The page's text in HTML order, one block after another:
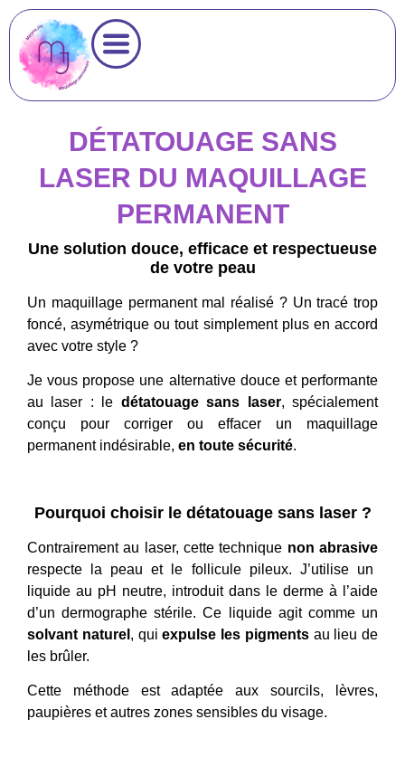
DÉTATOUAGE SANS
LASER DU MAQUILLAGE
PERMANENT
Une solution douce, efficace et respectueuse
de votre peau
Un maquillage permanent mal réalisé ? Un tracé trop
foncé, asymétrique ou tout simplement plus en accord
avec votre style ?
Je vous propose une alternative douce et performante
au laser : le détatouage sans laser, spécialement
conçu pour corriger ou effacer un maquillage
permanent indésirable, en toute sécurité.
Pourquoi choisir le détatouage sans laser ?
Contrairement au laser, cette technique non abrasive
respecte la peau et le follicule pileux. J’utilise un
liquide au pH neutre, introduit dans le derme à l’aide
d’un dermographe stérile. Ce liquide agit comme un
solvant naturel , quiexpulse les pigmentsau lieu de
les brûler.
Cette méthode est adaptée aux sourcils, lèvres,
paupières et autres zones sensibles du visage.